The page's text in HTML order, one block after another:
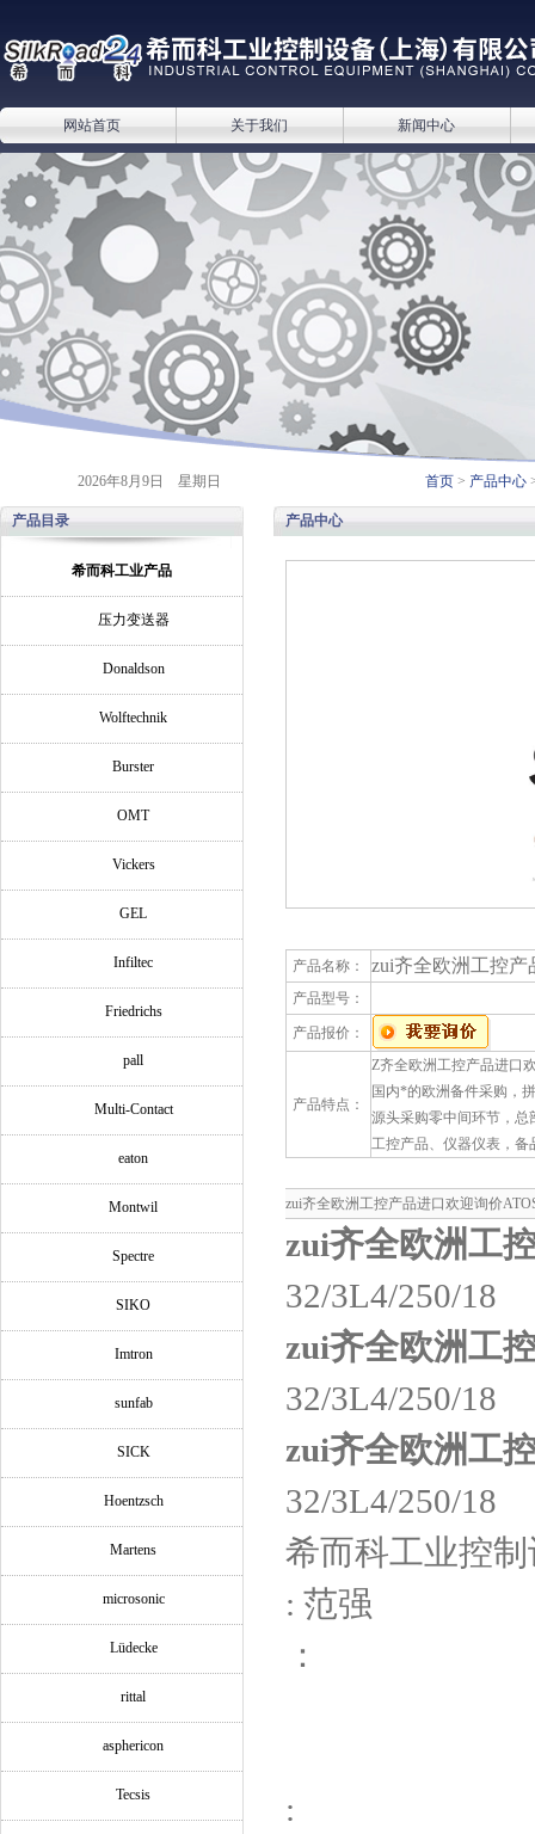
网站首页 关于我们 新闻中心
2026年8月9日 星期日 首页 > 产品中心
产品目录
希而科工业产品
压力变送器
Donaldson
Wolftechnik
Burster
OMT
Vickers
GEL
Infiltec
Friedrichs
pall
Multi-Contact
eaton
Montwil
Spectre
SIKO
Imtron
sunfab
SICK
Hoentzsch
Martens
microsonic
Lüdecke
rittal
asphericon
Tecsis
产品中心
产品名称： zui齐全欧洲工控产
产品型号：
产品报价：
产品特点：
Z齐全欧洲工控产品进口
国内*的欧洲备件采购，
源头采购零中间环节，
工控产品、仪器仪表，
zui齐全欧洲工控产品进口欢迎询价
zui齐全欧洲工
32/3L4/250/18
zui齐全欧洲工
32/3L4/250/18
zui齐全欧洲工
32/3L4/250/18
希而科工业控
: 范强
：
: